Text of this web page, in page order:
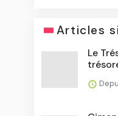
Articles
Le